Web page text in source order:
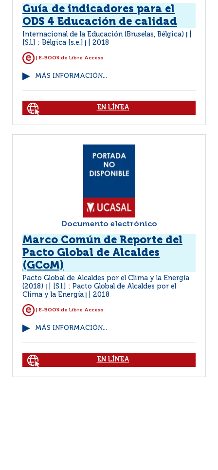
Guía de indicadores para el
ODS 4 Educación de calidad
Internacional de la Educación (Bruselas, Bélgica)
[S.l.] : Bélgica [s.e.] 2018
| E-BOOK de Libre Acceso
MÁS INFORMACIÓN...
EN LÍNEA
Documento electrónico
Marco Común de Reporte del
Pacto Global de Alcaldes
(GCoM)
Pacto Global de Alcaldes por el Clima y la Energía
(2018)
[S.l.] : Pacto Global de Alcaldes por el
Clima y la Energía
2018
| E-BOOK de Libre Acceso
MÁS INFORMACIÓN...
EN LÍNEA